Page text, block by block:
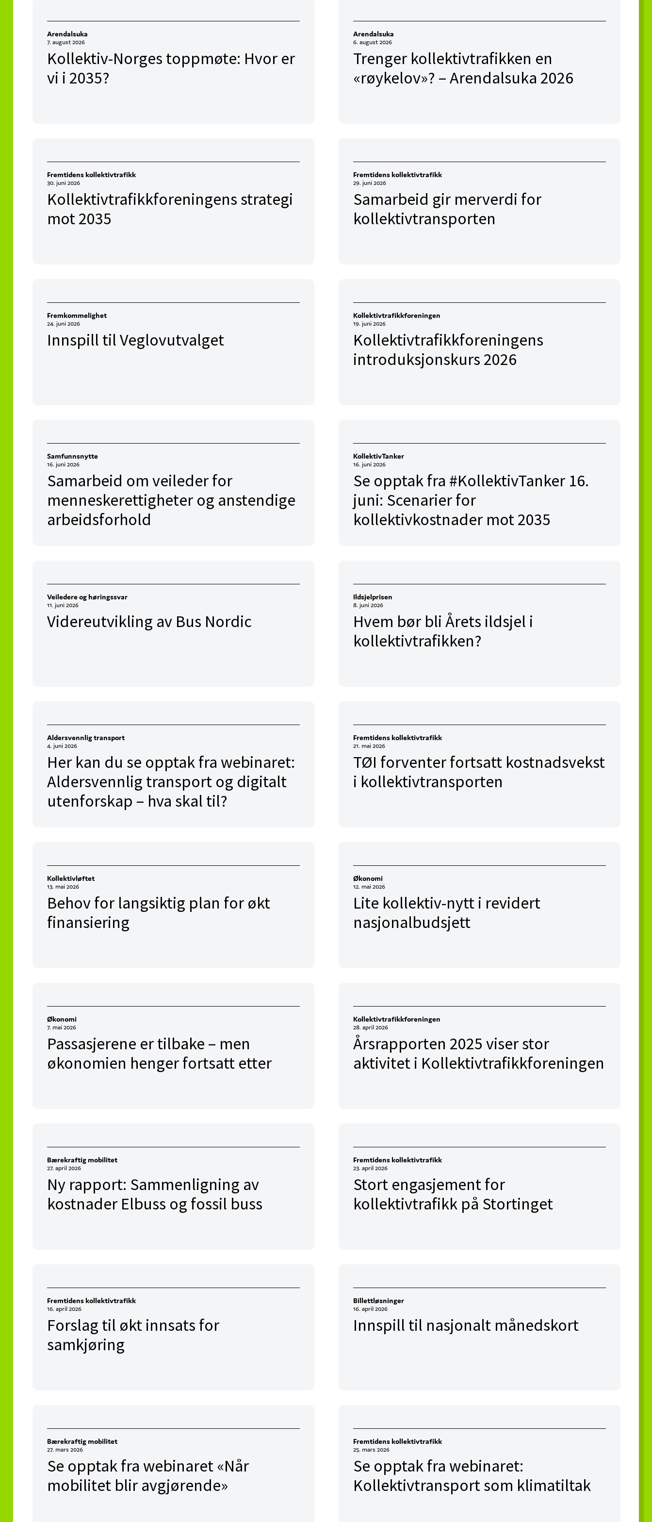
Arendalsuka
7. august 2026
Kollektiv-Norges toppmøte: Hvor er
vi i 2035?
Arendalsuka
6. august 2026
Trenger kollektivtrafikken en
«røykelov»? – Arendalsuka 2026
Fremtidens kollektivtrafikk
30. juni 2026
Kollektivtrafikkforeningens strategi
mot 2035
Fremtidens kollektivtrafikk
29. juni 2026
Samarbeid gir merverdi for
kollektivtransporten
Fremkommelighet
24. juni 2026
Innspill til Veglovutvalget
Kollektivtrafikkforeningen
19. juni 2026
Kollektivtrafikkforeningens
introduksjonskurs 2026
Samfunnsnytte
16. juni 2026
Samarbeid om veileder for
menneskerettigheter og anstendige
arbeidsforhold
KollektivTanker
16. juni 2026
Se opptak fra #KollektivTanker 16.
juni: Scenarier for
kollektivkostnader mot 2035
Veiledere og høringssvar
11. juni 2026
Videreutvikling av Bus Nordic
Ildsjelprisen
8. juni 2026
Hvem bør bli Årets ildsjel i
kollektivtrafikken?
Aldersvennlig transport
4. juni 2026
Her kan du se opptak fra webinaret:
Aldersvennlig transport og digitalt
utenforskap – hva skal til?
Fremtidens kollektivtrafikk
21. mai 2026
TØI forventer fortsatt kostnadsvekst
i kollektivtransporten
Kollektivløftet
13. mai 2026
Behov for langsiktig plan for økt
finansiering
Økonomi
12. mai 2026
Lite kollektiv-nytt i revidert
nasjonalbudsjett
Økonomi
7. mai 2026
Passasjerene er tilbake – men
økonomien henger fortsatt etter
Kollektivtrafikkforeningen
28. april 2026
Årsrapporten 2025 viser stor
aktivitet i Kollektivtrafikkforeningen
Bærekraftig mobilitet
27. april 2026
Ny rapport: Sammenligning av
kostnader Elbuss og fossil buss
Fremtidens kollektivtrafikk
23. april 2026
Stort engasjement for
kollektivtrafikk på Stortinget
Fremtidens kollektivtrafikk
16. april 2026
Forslag til økt innsats for
samkjøring
Billettløsninger
16. april 2026
Innspill til nasjonalt månedskort
Bærekraftig mobilitet
27. mars 2026
Se opptak fra webinaret «Når
mobilitet blir avgjørende»
Fremtidens kollektivtrafikk
25. mars 2026
Se opptak fra webinaret:
Kollektivtransport som klimatiltak